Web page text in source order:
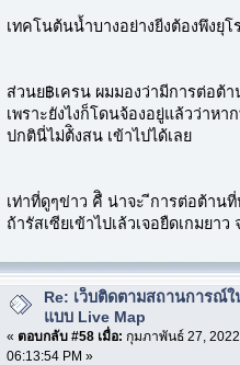
เทคโนต้นน้ำบางอย่างยีงต้องพึงยุ
ส่วนย฿เครน ผมมองว่ามีการต่อต้
เพราะยังไงก็โดนจ้องอยู่แล้วว่าห
ปกตินี่ไม่ต้ิงสน เข้าไปได้เลย
เท่าที่ดูๆข่าว คืิ น่าจะ ีการต่อต้าน
ถ้ารัสเซียเข้าไปเล้วเจอยืดเกมยาว
Re: เว็บติดตามสถานการณ์ใ
แบบ Live Map
« ตอบกลับ #58 เมื่อ: กุมภาพันธ์ 27,
06:13:54 PM »